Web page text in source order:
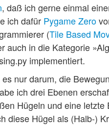
, daß ich gerne einmal
ich dafür Pygame Zero
(Tile Based
auch in die Kategorie
implementiert.
nur darum, die
ich drei Ebenen
Hügeln und eine
diese Hügel als (Halb-)